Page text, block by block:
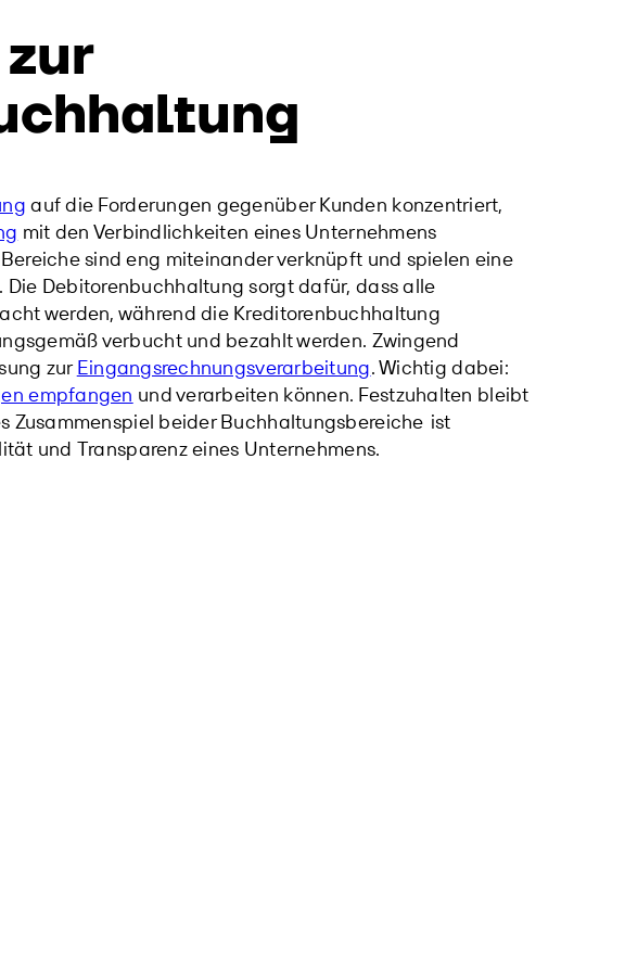
auf die Forderungen gegenüber Kunden konzentriert,
mit den Verbindlichkeiten eines Unternehmens
sind eng miteinander verknüpft und spielen eine
Debitorenbuchhaltung sorgt dafür, dass alle
werden, während die Kreditorenbuchhaltung
verbucht und bezahlt werden. Zwingend
zurEingangsrechnungsverarbeitung. Wichtig dabei:
empfangen und verarbeiten können. Festzuhalten bleibt
Zusammenspiel beider Buchhaltungsbereiche ist
und Transparenz eines Unternehmens.